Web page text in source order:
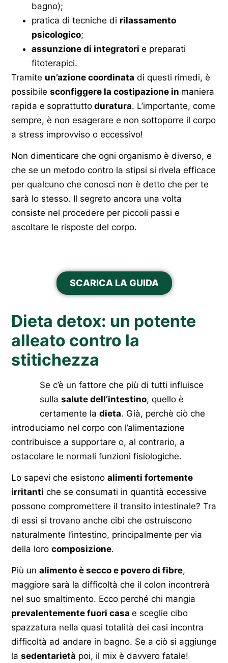
bagno);
pratica di tecniche di rilassamento
psicologico;
assunzione di integratori e preparati
fitoterapici.
Tramite un’azione coordinata di questi rimedi, è
possibile sconfiggere la costipazione in maniera
rapida e soprattutto duratura. L’importante, come
sempre, è non esagerare e non sottoporre il corpo
a stress improvviso o eccessivo!
Non dimenticare che ogni organismo è diverso, e
che se un metodo contro la stipsi si rivela efficace
per qualcuno che conosci non è detto che per te
sarà lo stesso. Il segreto ancora una volta
consiste nel procedere per piccoli passi e
ascoltare le risposte del corpo.
SCARICA LA GUIDA
Dieta detox: un potente
alleato contro la
stitichezza
Se c’è un fattore che più di tutti influisce
sulla salute dell’intestino, quello è
certamente la dieta. Già, perchè ciò che
introduciamo nel corpo con l’alimentazione
contribuisce a supportare o, al contrario, a
ostacolare le normali funzioni fisiologiche.
Lo sapevi che esistono alimenti fortemente
irritanti che se consumati in quantità eccessive
possono compromettere il transito intestinale? Tra
di essi si trovano anche cibi che ostruiscono
naturalmente l’intestino, principalmente per via
della loro composizione.
Più un alimento è secco e povero di fibre,
maggiore sarà la difficoltà che il colon incontrerà
nel suo smaltimento. Ecco perché chi mangia
prevalentemente fuori casa e sceglie cibo
spazzatura nella quasi totalità dei casi incontra
difficoltà ad andare in bagno. Se a ciò si aggiunge
la sedentarietà poi, il mix è davvero fatale!